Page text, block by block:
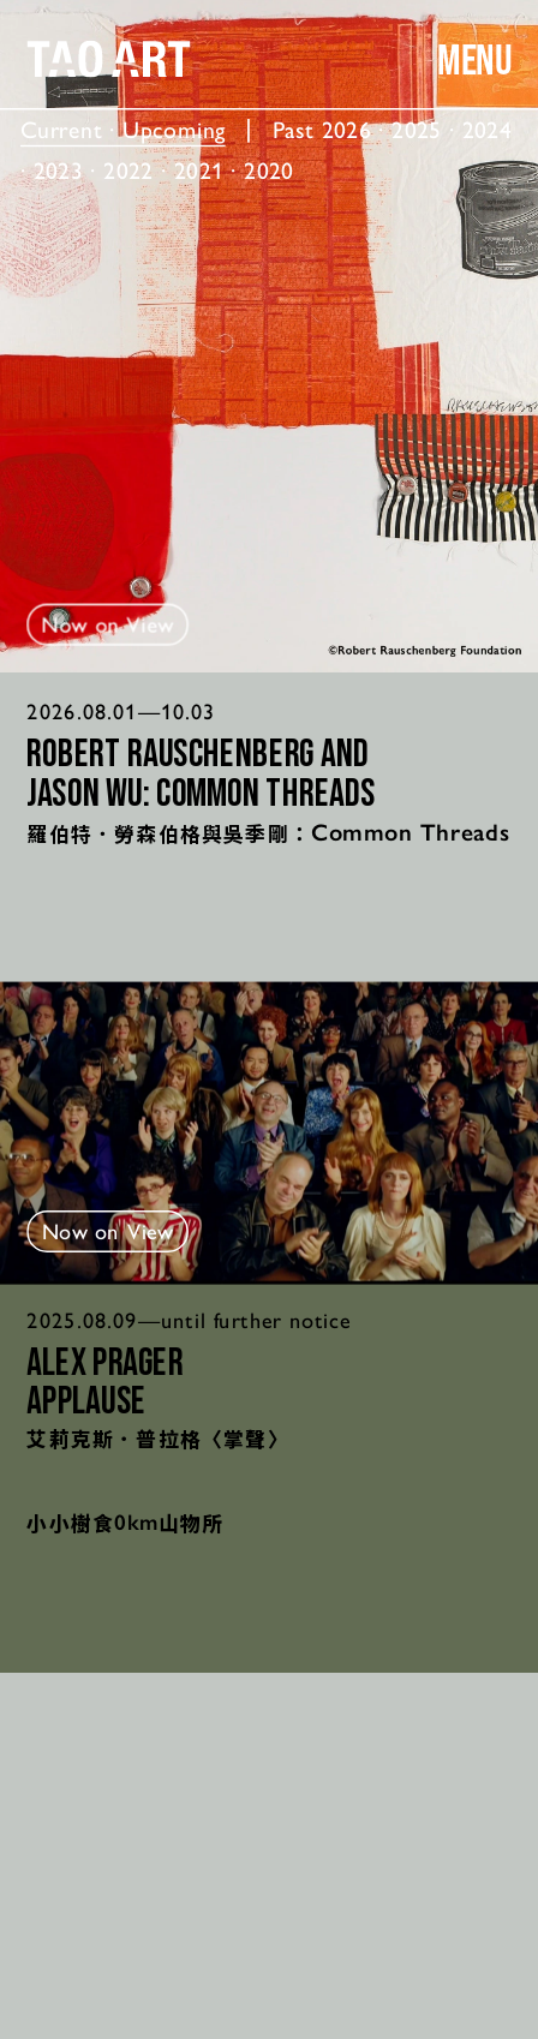
Now on View
2026.08.01—10.03
Robert Rauschenberg and
Jason Wu: Common Threads
羅伯特．勞森伯格與吳季剛： Common Threads
Now on View
2025.08.09—until further notice
Alex Prager
Applause
艾莉克斯．普拉格〈掌聲〉
小小樹食0km山物所
Current · Upcoming
  │  Past
2026 · 2025 · 2024
· 2023 · 2022 · 2021 · 2020
MENU